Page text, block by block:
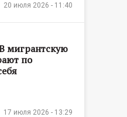
20 июля 2026 - 11:40
мигрантскую
по
17 июля 2026 - 13:29